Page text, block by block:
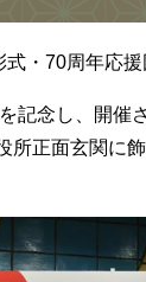
・70周年応援
記念し、開催
所正面玄関に